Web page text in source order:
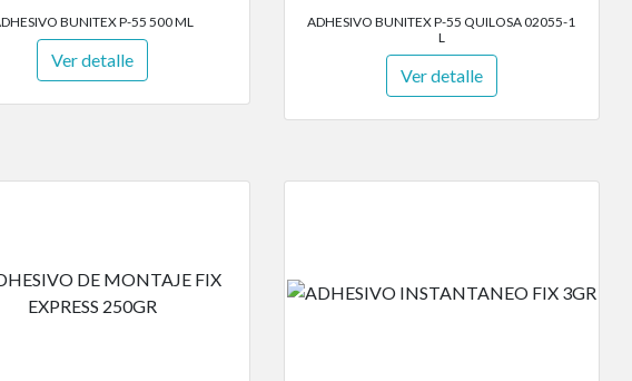
BUNITEX P-55 500 ML
Ver detalle
ADHESIVO BUNITEX P-55 QUILOSA 02055-1
L
Ver detalle